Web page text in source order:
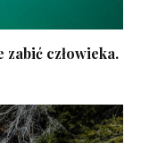
człowieka.